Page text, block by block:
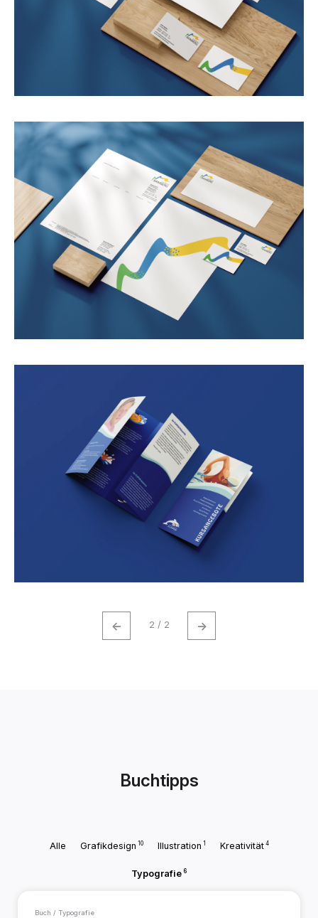
← 2 / 2 →
Buchtipps
Alle Grafikdesign 10 Illustration 1 Kreativität4
Typografie 6
Buch / Typografie